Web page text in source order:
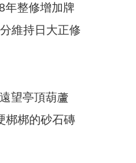
年整修增加牌
維持日大正修
望亭頂葫蘆
梆梆的砂石磚